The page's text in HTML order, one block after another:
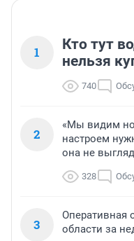
1
Кто тут
нельзя
740
2
«Мы видим
настроем
она не
328
3
Оперативная
области за